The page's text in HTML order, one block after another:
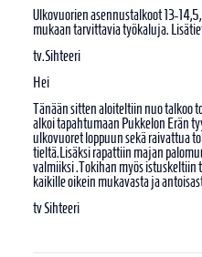
Ulkovuorien asennustalkoot 13-
mukaan tarvittavia työkaluja.
tv.Sihteeri
Hei
Tänään sitten aloiteltiin nuo talkoo
alkoi tapahtumaan Pukkelon Erän
ulkovuoret loppuun sekä raivattua
tieltä.Lisäksi rapattiin majan
valmiiksi .Tokihan myös
kaikille oikein mukavasta ja
tv Sihteeri